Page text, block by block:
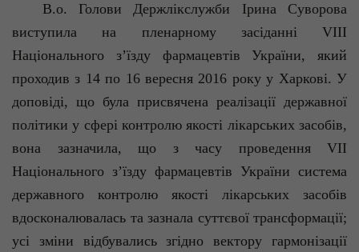
В.о. Голови Держлікслужби Ірина Суворова
виступила на пленарному засіданні VIIІ
Національного з’їзду фармацевтів України, який
проходив з 14 по 16 вересня 2016 року у Харкові. У
доповіді, що була присвячена реалізації державної
політики у сфері контролю якості лікарських засобів,
вона зазначила, що з часу проведення VII
Національного з’їзду фармацевтів України система
державного контролю якості лікарських засобів
вдосконалювалась та зазнала суттєвої трансформації;
усі зміни відбувались згідно вектору гармонізації